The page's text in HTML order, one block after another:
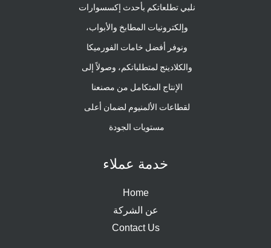
نلبي تطلعاتكم بأحدث إكسسوارات
وإلكترونيات المطابخ والأبواب،
ونوفر أفضل خامات الفورميكا
والكلادينج لمتطلباتكم، وصولاً إلى
الإنتاج المتكامل من مصنعنا
لقطاعات الألمنيوم لضمان أعلى
مستويات الجودة
خدمة عملاء
Home
عن الشركة
Contact Us